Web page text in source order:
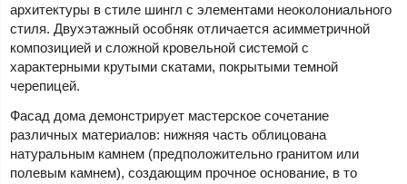
архитектуры в стиле шингл с элементами неоколониального
стиля. Двухэтажный особняк отличается асимметричной
композицией и сложной кровельной системой с
характерными крутыми скатами, покрытыми темной
черепицей.
Фасад дома демонстрирует мастерское сочетание
различных материалов: нижняя часть облицована
натуральным камнем (предположительно гранитом или
полевым камнем), создающим прочное основание, в то